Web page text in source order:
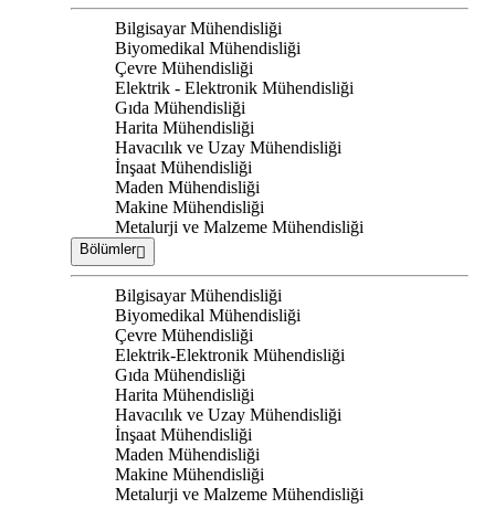
Bilgisayar Mühendisliği
Biyomedikal Mühendisliği
Çevre Mühendisliği
Elektrik - Elektronik Mühendisliği
Gıda Mühendisliği
Harita Mühendisliği
Havacılık ve Uzay Mühendisliği
İnşaat Mühendisliği
Maden Mühendisliği
Makine Mühendisliği
Metalurji ve Malzeme Mühendisliği
Bölümler
Bilgisayar Mühendisliği
Biyomedikal Mühendisliği
Çevre Mühendisliği
Elektrik-Elektronik Mühendisliği
Gıda Mühendisliği
Harita Mühendisliği
Havacılık ve Uzay Mühendisliği
İnşaat Mühendisliği
Maden Mühendisliği
Makine Mühendisliği
Metalurji ve Malzeme Mühendisliği